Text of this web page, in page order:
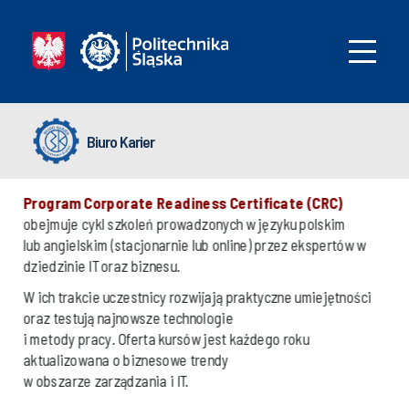
Biuro Karier
Program Corporate Readiness Certificate (CRC)
obejmuje cykl szkoleń prowadzonych w języku polskim
lub angielskim (stacjonarnie lub online) przez ekspertów w
dziedzinie IT oraz biznesu.
W ich trakcie uczestnicy rozwijają praktyczne umiejętności
oraz testują najnowsze technologie
i metody pracy. Oferta kursów jest każdego roku
aktualizowana o biznesowe trendy
w obszarze zarządzania i IT.